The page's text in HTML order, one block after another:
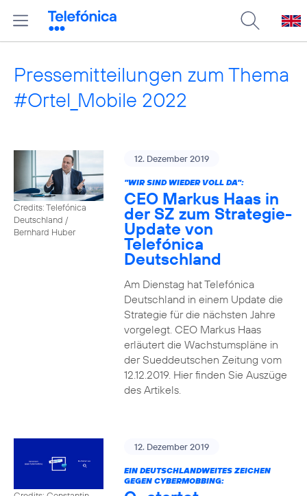
Pressemitteilungen zum Thema
#Ortel_Mobile 2022
Credits: Telefónica
Deutschland /
Bernhard Huber
12. Dezember 2019
"WIR SIND WIEDER VOLL DA":
CEO Markus Haas in
der SZ zum Strategie-
Update von
Telefónica
Deutschland
Am Dienstag hat Telefónica
Deutschland in einem Update die
Strategie für die nächsten Jahre
vorgelegt. CEO Markus Haas
erläutert die Wachstumspläne in
der Sueddeutschen Zeitung vom
12.12.2019. Hier finden Sie Auszüge
des Artikels.
12. Dezember 2019
EIN DEUTSCHLANDWEITES ZEICHEN
GEGEN CYBERMOBBING: